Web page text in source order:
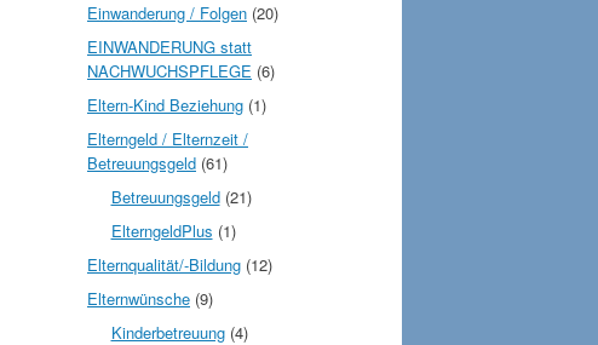
Einwanderung / Folgen (20)
EINWANDERUNG statt
NACHWUCHSPFLEGE (6)
Eltern-Kind Beziehung (1)
Elterngeld / Elternzeit /
Betreuungsgeld (61)
Betreuungsgeld(21)
ElterngeldPlus (1)
Elternqualität/-Bildung (12)
Elternwünsche (9)
Kinderbetreuung(4)